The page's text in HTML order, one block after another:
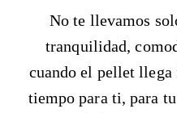
No te llevamos
tranquilidad,
cuando el pellet
tiempo para ti, para